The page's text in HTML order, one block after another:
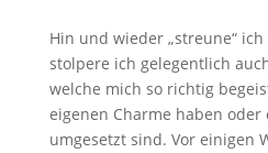
Hin und wieder „streune“
stolpere ich gelegentlich
welche mich so richtig
eigenen Charme haben
umgesetzt sind. Vor einigen